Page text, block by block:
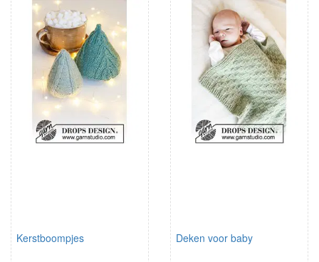
Kerstboompjes Deken voor baby